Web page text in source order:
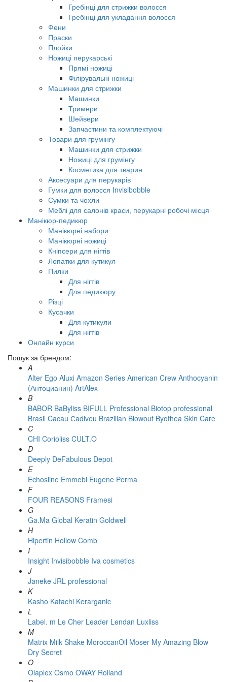
Гребінці для стрижки волосся
Гребінці для укладання волосся
Фени
Праски
Плойки
Ножиці перукарські
Прямі ножиці
Філірувальні ножиці
Машинки для стрижки
Машинки
Тримери
Шейвери
Запчастини та комплектуючі
Товари для грумінгу
Машинки для стрижки
Ножиці для грумінгу
Косметика для тварин
Аксесуари для перукарів
Гумки для волосся Invisibobble
Сумки та чохли
Меблі для салонів краси, перукарні робочі місця
Манікюр-педикюр
Манікюрні набори
Манікюрні ножиці
Кніпсери для нігтів
Лопатки для кутикул
Пилки
Для нігтів
Для педикюру
Різці
Кусачки
Для кутикули
Для нігтів
Онлайн курси
Пошук за брендом:
A
Alter Ego Aluxi Amazon Series American Crew Anthocyanin
(Антоцианин) ArtAlex
B
BABOR BaByliss BIFULL Professional Biotop professional
Brasil Cacau Сadiveu Brazilian Blowout Byothea Skin Care
C
CHI Corioliss CULT.O
D
Deeply DeFabulous Depot
E
Echosline Emmebi Eugene Perma
F
FOUR REASONS Framesi
G
Ga.Ma Global Keratin Goldwell
H
Hipertin Hollow Comb
I
Insight Invisibobble Iva cosmetics
J
Janeke JRL professional
K
Kasho Katachi Kerarganic
L
Label. m Le Cher Leader Lendan Luxliss
M
Matrix Milk Shake MoroccanOil Moser My Amazing Blow
Dry Secret
O
Olaplex Osmo OWAY Rolland